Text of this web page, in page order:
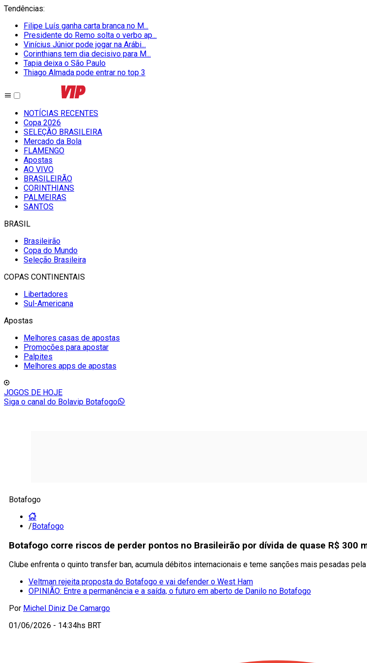
Tendências:
Filipe Luís ganha carta branca no M...
Presidente do Remo solta o verbo ap...
Vinícius Júnior pode jogar na Arábi...
Corinthians tem dia decisivo para M...
Tapia deixa o São Paulo
Thiago Almada pode entrar no top 3
NOTÍCIAS RECENTES
Copa 2026
SELEÇÃO BRASILEIRA
Mercado da Bola
FLAMENGO
Apostas
AO VIVO
BRASILEIRÃO
CORINTHIANS
PALMEIRAS
SANTOS
BRASIL
Brasileirão
Copa do Mundo
Seleção Brasileira
COPAS CONTINENTAIS
Libertadores
Sul-Americana
Apostas
Melhores casas de apostas
Promoções para apostar
Palpites
Melhores apps de apostas
JOGOS DE HOJE
Siga o canal do Bolavip Botafogo
Botafogo
/Botafogo
Botafogo corre riscos de perder pontos no Brasileirão por dívida de quase R$ 300
Clube enfrenta o quinto transfer ban, acumula débitos internacionais e teme sanções mais pesadas
Veltman rejeita proposta do Botafogo e vai defender o West Ham
OPINIÃO: Entre a permanência e a saída, o futuro em aberto de Danilo no Botafogo
Por Michel Diniz De Camargo
01/06/2026 - 14:34hs BRT